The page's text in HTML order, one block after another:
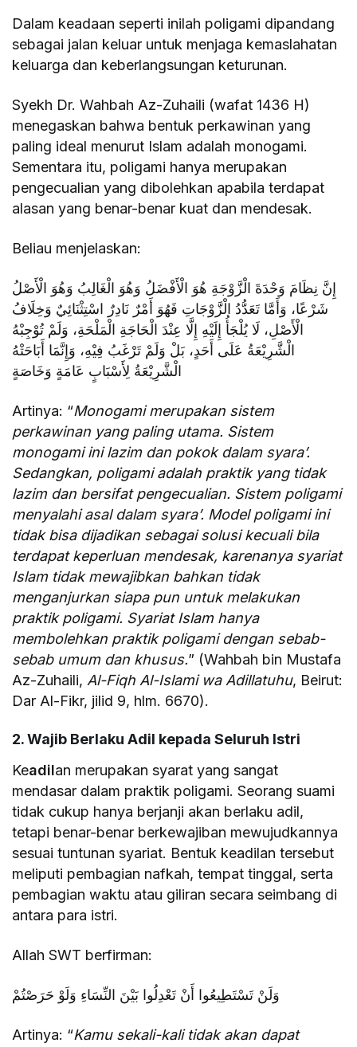
Dalam keadaan seperti inilah poligami dipandang
sebagai jalan keluar untuk menjaga kemaslahatan
keluarga dan keberlangsungan keturunan.
Syekh Dr. Wahbah Az-Zuhaili (wafat 1436 H)
menegaskan bahwa bentuk perkawinan yang
paling ideal menurut Islam adalah monogami.
Sementara itu, poligami hanya merupakan
pengecualian yang dibolehkan apabila terdapat
alasan yang benar-benar kuat dan mendesak.
Beliau menjelaskan:
إِنَّ نِظَامَ وَحْدَةَ الْزَّوْجَةِ هُوَ الْأَفْضَلُ وَهُوَ الْغَالِبُ وَهُوَ الْأَصْلُ
شَرْعًا، وَأَمَّا تَعَدُّدُ الْزَّوْجَاتِ فَهُوَ أَمْرٌ نَادِرٌ اسْتِثْنَائِيٌ وَخِلَافُ
الْأَصْلِ، لَا يُلْجَأُ إِلَيْهِ إِلَّا عِنْدَ الْحَاجَةِ الْمَلْحَةِ، وَلَمْ تُوْجِبْهُ
الْشَّرِيْعَةُ عَلَى أَحَدٍ، بَلْ وَلَمْ تَرْغَبُ فِيْهِ، وَإِنَّمَا أَبَاحَتْهُ
الْشَّرِيْعَةُ لِأَسْبَابٍ عَامَةٍ وَخَاصَةٍ
Artinya: “Monogami merupakan sistem
perkawinan yang paling utama. Sistem
monogami ini lazim dan pokok dalam syara’.
Sedangkan, poligami adalah praktik yang tidak
lazim dan bersifat pengecualian. Sistem poligami
menyalahi asal dalam syara’. Model poligami ini
tidak bisa dijadikan sebagai solusi kecuali bila
terdapat keperluan mendesak, karenanya syariat
Islam tidak mewajibkan bahkan tidak
menganjurkan siapa pun untuk melakukan
praktik poligami. Syariat Islam hanya
membolehkan praktik poligami dengan sebab-
sebab umum dan khusus.” (Wahbah bin Mustafa
Az-Zuhaili, Al-Fiqh Al-Islami wa Adillatuhu, Beirut:
Dar Al-Fikr, jilid 9, hlm. 6670).
2. Wajib Berlaku Adil kepada Seluruh Istri
Keadilan merupakan syarat yang sangat
mendasar dalam praktik poligami. Seorang suami
tidak cukup hanya berjanji akan berlaku adil,
tetapi benar-benar berkewajiban mewujudkannya
sesuai tuntunan syariat. Bentuk keadilan tersebut
meliputi pembagian nafkah, tempat tinggal, serta
pembagian waktu atau giliran secara seimbang di
antara para istri.
Allah SWT berfirman:
وَلَنْ تَسْتَطِيعُوا أَنْ تَعْدِلُوا بَيْنَ النِّسَاءِ وَلَوْ حَرَصْتُمْ
Artinya: “Kamu sekali-kali tidak akan dapat